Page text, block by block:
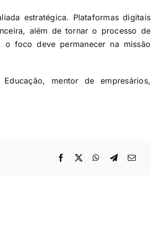
estratégica. Plataformas digitais
além de tornar o processo de
o foco deve permanecer na missão
mentor de empresários,